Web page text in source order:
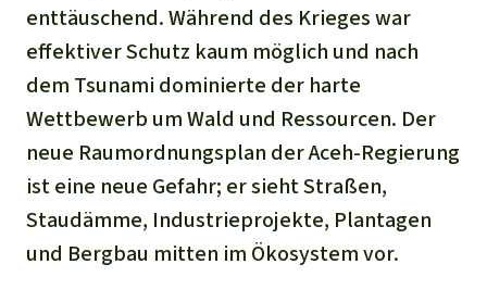
enttäuschend. Während des Krieges war
effektiver Schutz kaum möglich und nach
dem Tsunami dominierte der harte
Wettbewerb um Wald und Ressourcen. Der
neue Raumordnungsplan der Aceh-Regierung
ist eine neue Gefahr; er sieht Straßen,
Staudämme, Industrieprojekte, Plantagen
und Bergbau mitten im Ökosystem vor.